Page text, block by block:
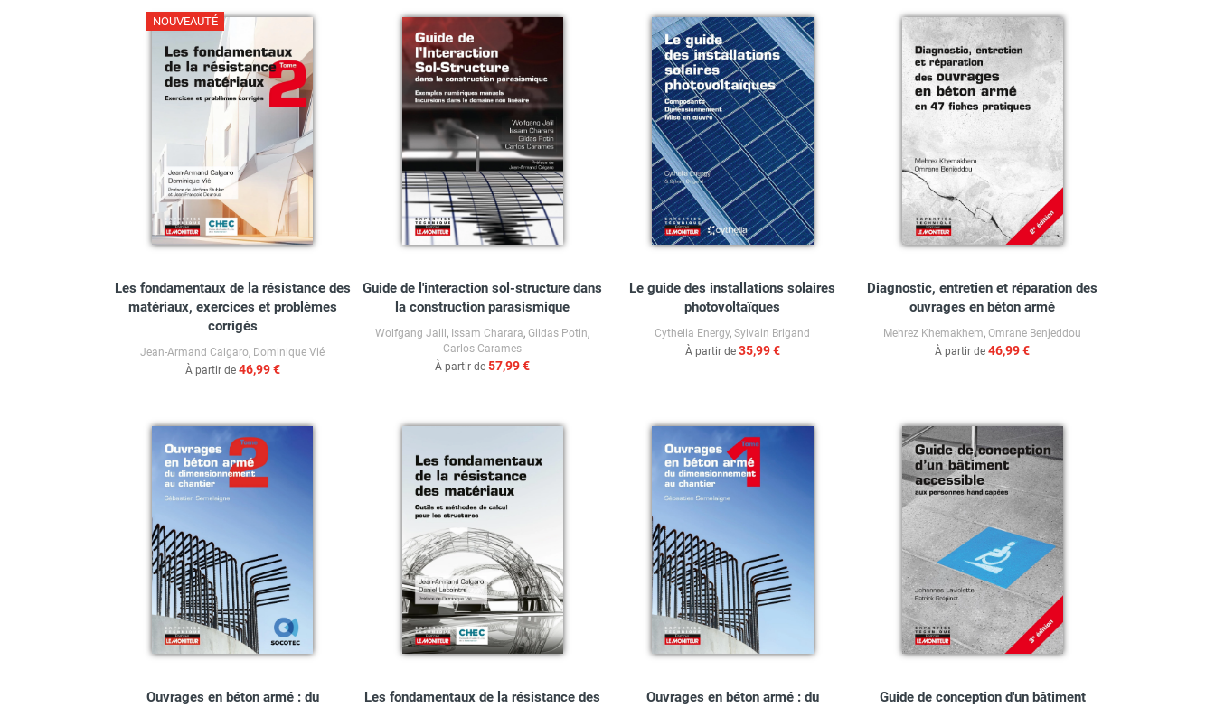
NOUVEAUTÉ
Les fondamentaux de la résistance des
matériaux, exercices et problèmes
corrigés
Jean-Armand Calgaro, Dominique Vié
À partir de 46,99 €
Guide de l'interaction sol-structure dans
la construction parasismique
Wolfgang Jalil, Issam Charara,Gildas Potin,
Carlos Carames
À partir de57,99 €
Le guide des installations solaires
photovoltaïques
Cythelia Energy,Sylvain Brigand
À partir de 35,99 €
Diagnostic, entretien et réparation des
ouvrages en béton armé
Mehrez Khemakhem,Omrane Benjeddou
À partir de46,99 €
Ouvrages en béton armé : du
Les fondamentaux de la résistance des
Ouvrages en béton armé : du
Guide de conception d'un bâtiment